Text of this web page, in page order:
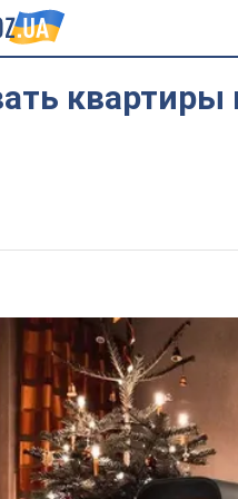
квартиры